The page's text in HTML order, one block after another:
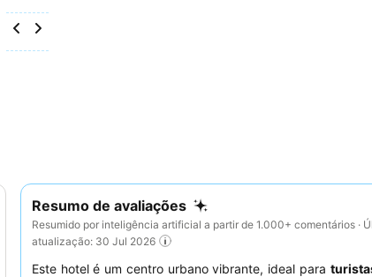
Resumo de avaliações
Resumido por inteligência artificial a partir de 1.000+ comentários ·
atualização: 30 Jul 2026
Este hotel é um centro urbano vibrante, ideal para